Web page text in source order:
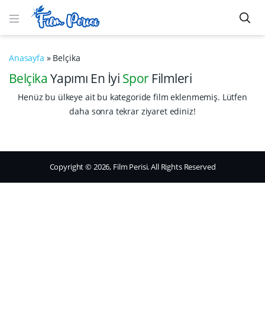
Anasayfa » Belçika
Belçika Yapımı En İyi Spor Filmleri
Henüz bu ülkeye ait bu kategoride film eklenmemiş. Lütfen
daha sonra tekrar ziyaret ediniz!
Copyright © 2026, Film Perisi. All Rights Reserved